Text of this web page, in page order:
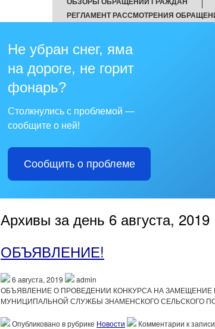
РЕГЛАМЕНТ РАССМОТРЕНИЯ
Не убран снег, яма
на дороге, не горит
фонарь?
Столкнулись с проблемой —
сообщите о ней!
Сообщить о проблеме
Архивы за день 6 августа, 2019
ОБЪЯВЛЕНИЕ!
6 августа, 2019
admin
ОБЪЯВЛЕНИЕ О ПРОВЕДЕНИИ КОНКУРСА НА
МУНИЦИПАЛЬНОЙ СЛУЖБЫ ЗНАМЕНСКОГО СЕЛЬСКОГО
Опубликовано в рубрике Новости Комментарии к